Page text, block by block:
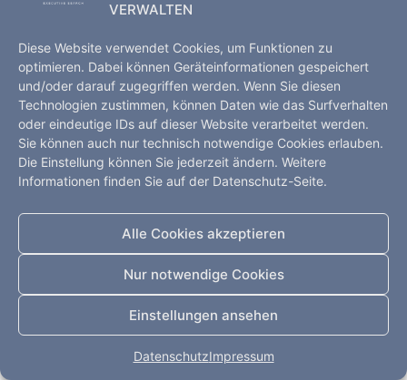
VERWALTEN
Diese Website verwendet Cookies, um Funktionen zu
optimieren. Dabei können Geräteinformationen gespeichert
und/oder darauf zugegriffen werden. Wenn Sie diesen
Technologien zustimmen, können Daten wie das Surfverhalten
oder eindeutige IDs auf dieser Website verarbeitet werden.
Sie können auch nur technisch notwendige Cookies erlauben.
Die Einstellung können Sie jederzeit ändern. Weitere
Informationen finden Sie auf der Datenschutz-Seite.
Alle Cookies akzeptieren
Nur notwendige Cookies
Einstellungen ansehen
DatenschutzImpressum
Executive Search – Hamburg, Kopenhagen, Shanghai,
Düsseldorf
Startseite
Leistungen
Kompetenz
Impressum
Datenschutz
Kontakt
Alle Rechte vorbehalten